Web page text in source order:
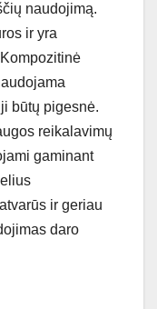
naudojimą.
ir yra
būtų pigesnė.
reikalavimų
gaminant
ir geriau
daro